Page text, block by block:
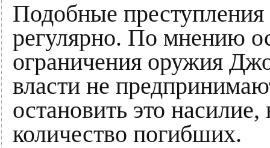
Подобные
регулярно. По мнению
ограничения оружия
власти не
остановить это
количество погибших.